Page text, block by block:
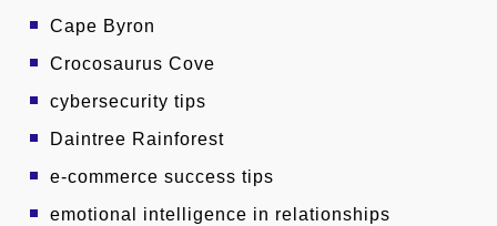
Cape Byron
Crocosaurus Cove
cybersecurity tips
Daintree Rainforest
e-commerce success tips
emotional intelligence in relationships